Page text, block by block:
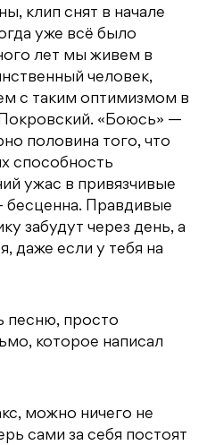
клип снят в начале
уже всё было
лет мы живем в
человек,
с таким оптимизмом в
«Боюсь» —
половина того, что
способность
ужас в привязчивые
Правдивые
забудут через день, а
даже если у тебя на
песню, просто
которое написал
можно ничего не
сами за себя постоят